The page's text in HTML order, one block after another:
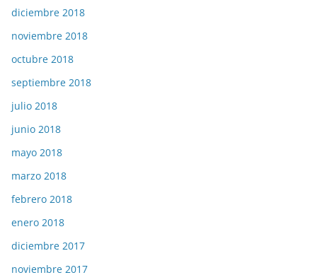
diciembre 2018
noviembre 2018
octubre 2018
septiembre 2018
julio 2018
junio 2018
mayo 2018
marzo 2018
febrero 2018
enero 2018
diciembre 2017
noviembre 2017